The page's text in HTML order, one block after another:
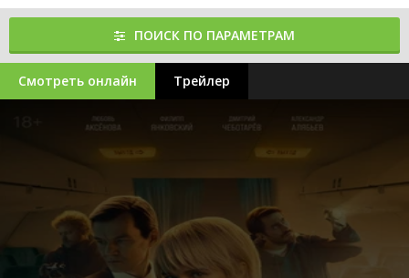
ПОИСК ПО ПАРАМЕТРАМ
Смотреть онлайн Трейлер